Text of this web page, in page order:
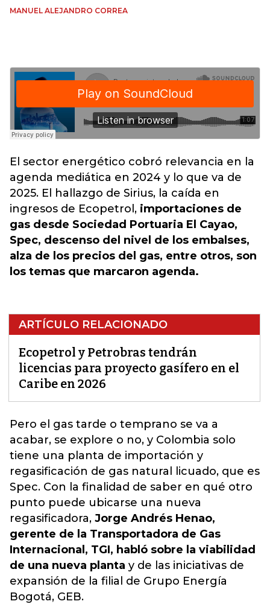
MANUEL ALEJANDRO CORREA
El sector energético cobró relevancia en la
agenda mediática en 2024 y lo que va de
2025. El hallazgo de Sirius, la caída en
ingresos de Ecopetrol, importaciones de
gas desde Sociedad Portuaria El Cayao,
Spec, descenso del nivel de los embalses,
alza de los precios del gas, entre otros, son
los temas que marcaron agenda.
ARTÍCULO RELACIONADO
Ecopetrol y Petrobras tendrán
licencias para proyecto gasífero en el
Caribe en 2026
Pero el gas tarde o temprano se va a
acabar, se explore o no, y Colombia solo
tiene una planta de importación y
regasificación de gas natural licuado, que es
Spec. Con la finalidad de saber en qué otro
punto puede ubicarse una nueva
regasificadora, Jorge Andrés Henao,
gerente de la Transportadora de Gas
Internacional, TGI, habló sobre la viabilidad
de una nueva planta y de las iniciativas de
expansión de la filial de Grupo Energía
Bogotá, GEB.